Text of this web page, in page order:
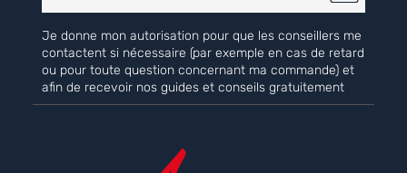
Je donne mon autorisation pour que les conseillers me
contactent si nécessaire (par exemple en cas de retard
ou pour toute question concernant ma commande) et
afin de recevoir nos guides et conseils gratuitement